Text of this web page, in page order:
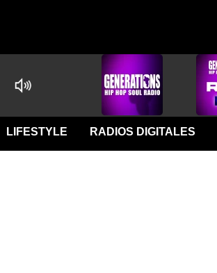
LIFESTYLE RADIOS DIGITALES